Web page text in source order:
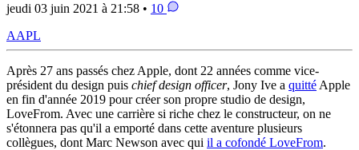
jeudi 03 juin 2021 à 21:58 • 10
AAPL
Après 27 ans passés chez Apple, dont 22 années comme vice-
président du design puis chief design officer, Jony Ive a quitté Apple
en fin d'année 2019 pour créer son propre studio de design,
LoveFrom. Avec une carrière si riche chez le constructeur, on ne
s'étonnera pas qu'il a emporté dans cette aventure plusieurs
collègues, dont Marc Newson avec qui il a cofondé LoveFrom.